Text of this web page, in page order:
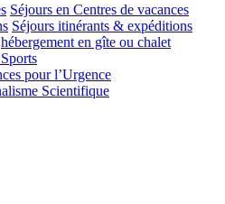
Séjours en Centres de vacances
Séjours itinérants & expéditions
hébergement en gîte ou chalet
pour l’Urgence
Scientifique